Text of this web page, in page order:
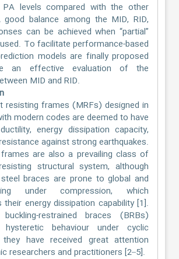
levels compared with the other
balance among the MID, RID,
can be achieved when “partial”
To facilitate performance-based
models are finally proposed
an effective evaluation of the
MID and RID.
resisting frames (MRFs) designed in
modern codes are deemed to have
energy dissipation capacity,
against strong earthquakes.
are also a prevailing class of
structural system, although
braces are prone to global and
under compression, which
energy dissipation capability [1].
buckling-restrained braces (BRBs)
behaviour under cyclic
have received great attention
researchers and practitioners [2–5].